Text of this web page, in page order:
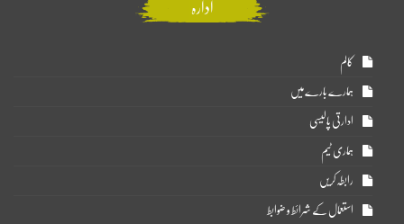
ادارہ
کالم
ہمارے بارے میں
ادارتی پالیسی
ہماری ٹیم
رابطہ کریں
استعمال کے شرائط و ضوابط